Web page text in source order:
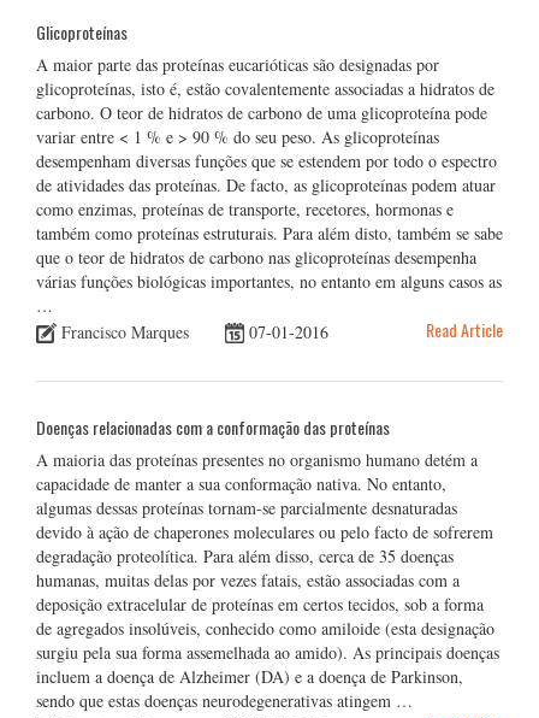
Glicoproteínas
A maior parte das proteínas eucarióticas são designadas por
glicoproteínas, isto é, estão covalentemente associadas a hidratos de
carbono. O teor de hidratos de carbono de uma glicoproteína pode
variar entre < 1 % e > 90 % do seu peso. As glicoproteínas
desempenham diversas funções que se estendem por todo o espectro
de atividades das proteínas. De facto, as glicoproteínas podem atuar
como enzimas, proteínas de transporte, recetores, hormonas e
também como proteínas estruturais. Para além disto, também se sabe
que o teor de hidratos de carbono nas glicoproteínas desempenha
várias funções biológicas importantes, no entanto em alguns casos as
…
Francisco Marques
07-01-2016 Read Article
Doenças relacionadas com a conformação das proteínas
A maioria das proteínas presentes no organismo humano detém a
capacidade de manter a sua conformação nativa. No entanto,
algumas dessas proteínas tornam-se parcialmente desnaturadas
devido à ação de chaperones moleculares ou pelo facto de sofrerem
degradação proteolítica. Para além disso, cerca de 35 doenças
humanas, muitas delas por vezes fatais, estão associadas com a
deposição extracelular de proteínas em certos tecidos, sob a forma
de agregados insolúveis, conhecido como amiloide (esta designação
surgiu pela sua forma assemelhada ao amido). As principais doenças
incluem a doença de Alzheimer (DA) e a doença de Parkinson,
sendo que estas doenças neurodegenerativas atingem …